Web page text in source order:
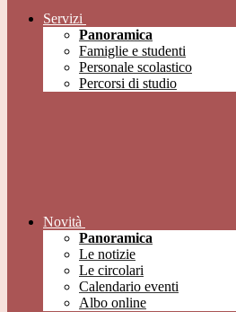
Servizi
Panoramica
Famiglie e studenti
Personale scolastico
Percorsi di studio
Novità
Panoramica
Le notizie
Le circolari
Calendario eventi
Albo online